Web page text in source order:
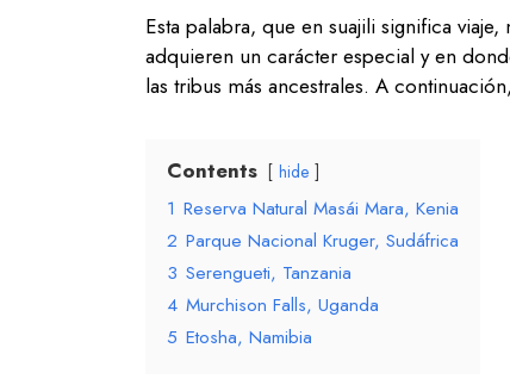
Esta palabra, que en suajili significa
adquieren un carácter especial y en
las tribus más ancestrales. A
Contents hide
1 Reserva Natural Masái Mara, Kenia
2 Parque Nacional Kruger, Sudáfrica
3 Serengueti, Tanzania
4 Murchison Falls, Uganda
5 Etosha, Namibia